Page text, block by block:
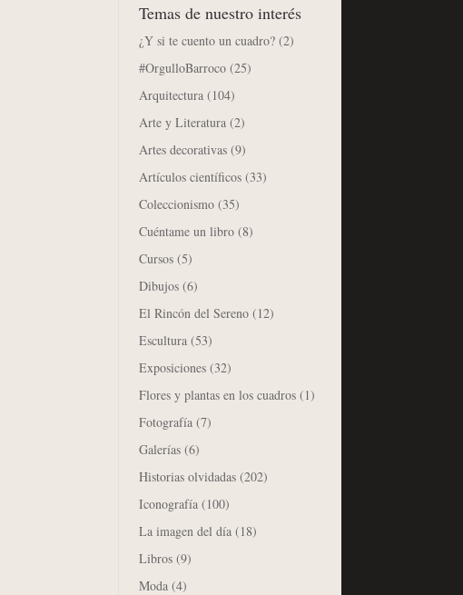
Temas de nuestro interés
¿Y si te cuento un cuadro? (2)
#OrgulloBarroco (25)
Arquitectura (104)
Arte y Literatura (2)
Artes decorativas (9)
Artículos científicos (33)
Coleccionismo (35)
Cuéntame un libro (8)
Cursos (5)
Dibujos (6)
El Rincón del Sereno (12)
Escultura (53)
Exposiciones (32)
Flores y plantas en los cuadros (1)
Fotografía (7)
Galerías (6)
Historias olvidadas (202)
Iconografía (100)
La imagen del día (18)
Libros (9)
Moda (4)